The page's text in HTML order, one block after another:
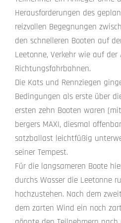
Herausforderungen des
reizvollen Begegnungen
den schnelleren Booten auf
Leetonne, Verkehr wie auf
Richtungsfahrbahnen.
Die Kats und Rennziegen
Bedingungen als erste über
ersten zehn Booten waren
bergers MAXI, diesmal
satzballast leichtfüßig
seiner Tempest.
Für die langsameren Boote
durchs Wasser die Leetonne
hochzustehen. Nach dem
dem zarten Wind ein noch